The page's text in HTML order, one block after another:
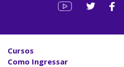
Cursos
Como Ingressar